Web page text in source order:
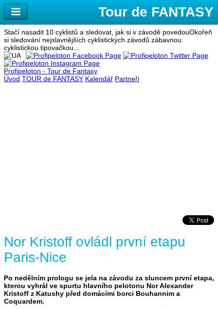
Stačí nasadit 10 cyklistů a sledovat, jak si v závodě povedouOkořeň
si sledování nejslavnějších cyklistických závodů zábavnou
cyklistickou tipovačkou...
Profipeloton - Tour de Fantasy
Úvod TOUR de FANTASY Kalendář Partneři
Nor Kristoff ovládl první etapu
Paris-Nice
Po nedělním prologu se jela na závodu za sluncem první etapa,
kterou vyhrál ve spurtu hlavního pelotonu Nor Alexander
Kristoff z Katushy před domácími borci Bouhannim a
Coquardem.